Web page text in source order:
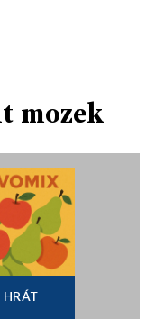
mozek
HRÁT